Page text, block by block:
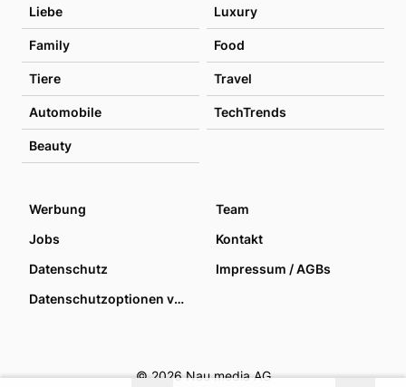
Liebe Luxury
Family Food
Tiere Travel
Automobile TechTrends
Beauty
Werbung
Team
Jobs
Kontakt
Datenschutz
Impressum / AGBs
Datenschutzoptionen verwalten
© 2026 Nau media AG